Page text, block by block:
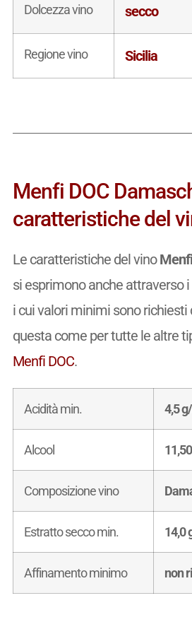
Dolcezza vino secco
Regione vino Sicilia
Menfi DOC
caratteristiche del
Le caratteristiche del vino
si esprimono anche attraverso
i cui valori minimi sono richiesti
questa come per tutte le altre
Menfi DOC.
Acidità min. 4,5
Alcool
Composizione vino
Estratto secco min. 14,0
Affinamento minimo non